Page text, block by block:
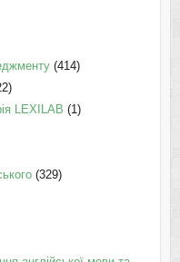
(414)
LEXILAB (1)
(329)